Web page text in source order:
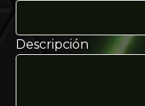
RAM: Al
Descripción